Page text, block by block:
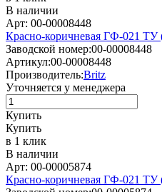
В наличии
Арт: 00-00008448
Красно-коричневая ГФ-021 ТУ
Заводской номер:00-00008448
Артикул:00-00008448
Производитель:Britz
Уточняется у менеджера
Купить
Купить
в 1 клик
В наличии
Арт: 00-00005874
Красно-коричневая ГФ-021 ТУ